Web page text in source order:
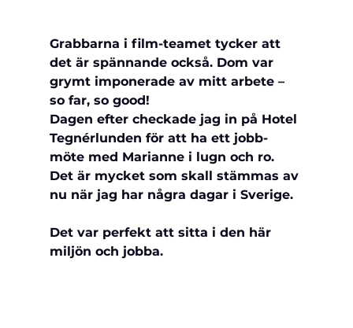
Grabbarna i film-teamet tycker att
det är spännande också. Dom var
grymt imponerade av mitt arbete –
so far, so good!
Dagen efter checkade jag in på Hotel
Tegnérlunden för att ha ett jobb-
möte med Marianne i lugn och ro.
Det är mycket som skall stämmas av
nu när jag har några dagar i Sverige.
Det var perfekt att sitta i den här
miljön och jobba.